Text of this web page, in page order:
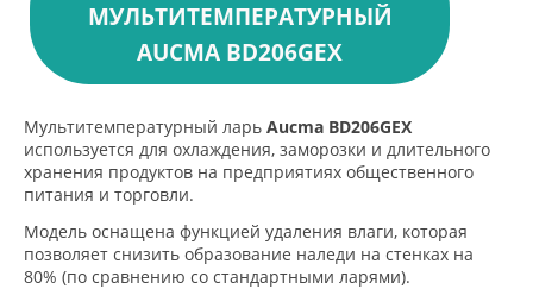
МУЛЬТИТЕМПЕРАТУРНЫЙ
AUCMA BD206GEX
Мультитемпературный ларь Aucma BD206GEX
используется для охлаждения, заморозки и длительного
хранения продуктов на предприятиях общественного
питания и торговли.
Модель оснащена функцией удаления влаги, которая
позволяет снизить образование наледи на стенках на
80% (по сравнению со стандартными ларями).